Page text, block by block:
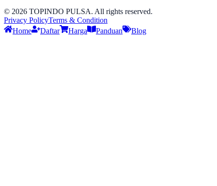
© 2026 TOPINDO PULSA. All rights reserved.
Privacy PolicyTerms & Condition
Home
Daftar Harga Panduan Blog